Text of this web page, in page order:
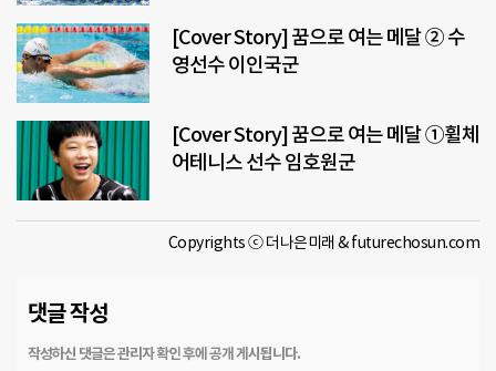
[Cover Story] 꿈으로 여는 메달 ② 수
영선수 이인국군
[Cover Story] 꿈으로 여는 메달 ①휠체
어테니스 선수 임호원군
Copyrights ⓒ 더나은미래 & futurechosun.com
댓글 작성